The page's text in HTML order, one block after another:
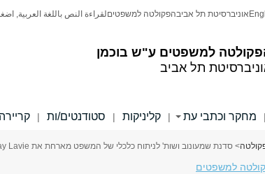
למשפטים ע"ש בוכמן
תל אביב
אוניברסיטת תל אביבהפקולטה למשפטיםلقراءة النص باللغة العربية,
| מחקר וכתבי עת | קליניקות | סטודנטים/ות |
> סדנת שמעונוב ושות' לניתוח כלכלי של המשפט מארחת את Shay Lavie
למשפטים